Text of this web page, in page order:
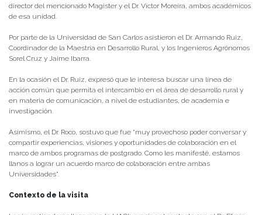
director del mencionado Magister y el Dr. Víctor Moreira, ambos académicos
de esa unidad.
Por parte de la Universidad de San Carlos asistieron el Dr. Armando Ruiz,
Coordinador de la Maestría en Desarrollo Rural, y los Ingenieros Agrónomos
Sorel Cruz y Jaime Ibarra.
En la ocasión el Dr. Ruiz, expresó que le interesa buscar una línea de
acción común que permita el intercambio en el área de desarrollo rural y
en materia de comunicación, a nivel de estudiantes, de academia e
investigación.
Asimismo, el Dr. Roco, sostuvo que fue “muy provechoso poder conversar y
compartir experiencias, visiones y oportunidades de colaboración en el
marco de ambos programas de postgrado. Como les manifesté, estamos
llanos a lograr un acuerdo marco de colaboración entre ambas
Universidades”.
Contexto de la visita